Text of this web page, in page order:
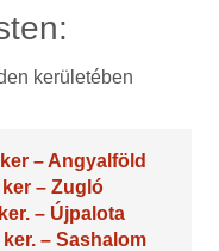
kerületében
– Angyalföld
ker – Zugló
– Újpalota
ker. – Sashalom